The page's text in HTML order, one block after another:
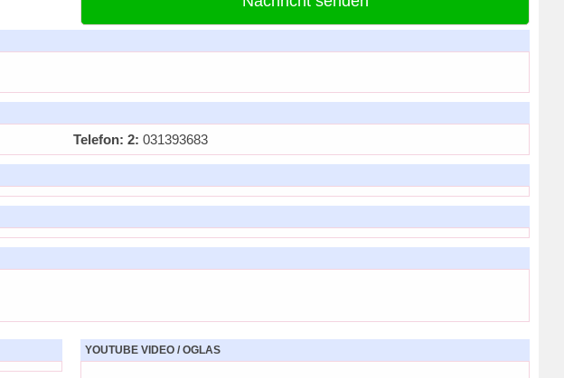
Telefon: 2: 031393683
YOUTUBE VIDEO / OGLAS